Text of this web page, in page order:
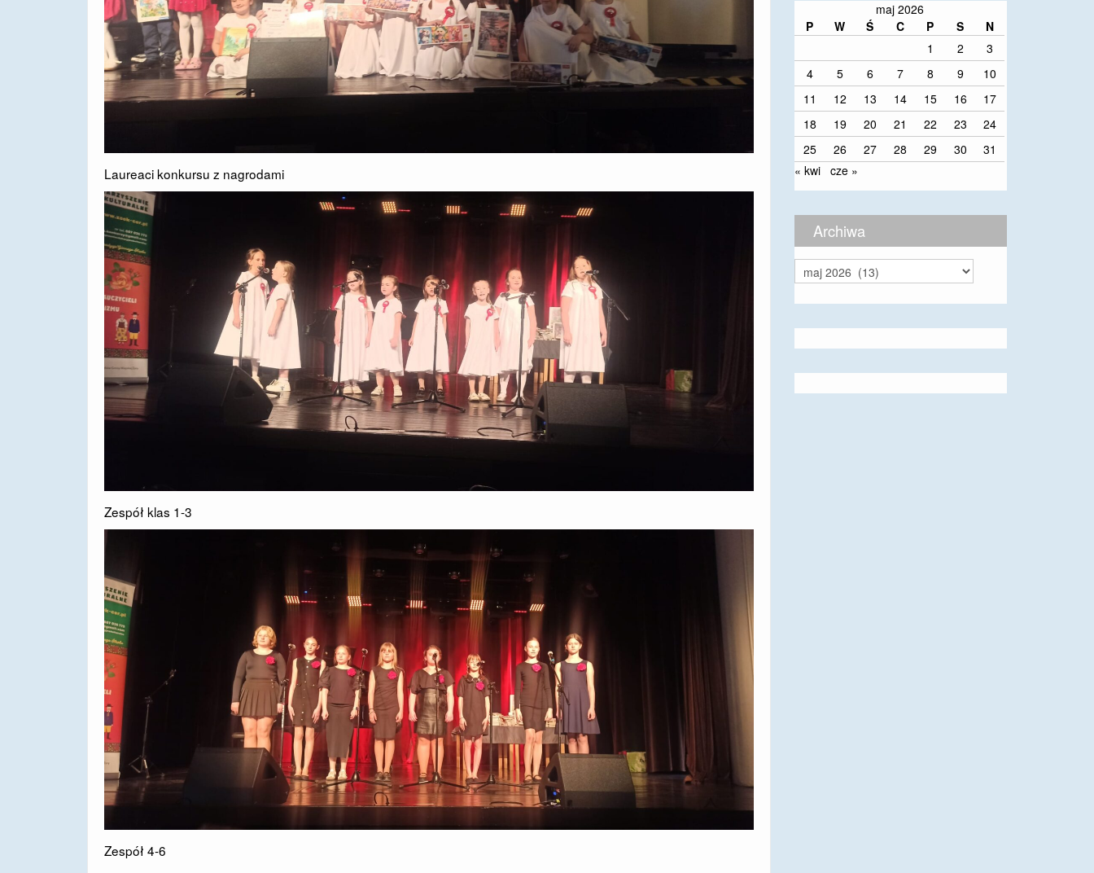
Laureaci konkursu z nagrodami
Zespół klas 1-3
Zespół 4-6
maj 2026
P
W Ś C P S
N
1
2
3
4
5 6 7 8 9
10
11
12 13 14 15 16
17
18
19 20 21 22 23
24
25
26 27 28 29 30
31
« kwi
cze »
Archiwa
Archiwa